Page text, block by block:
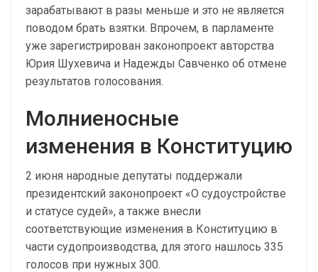
зарабатывают в разы меньше и это не является
поводом брать взятки. Впрочем, в парламенте
уже зарегистрирован законопроект авторства
Юрия Шухевича и Надежды Савченко об отмене
результатов голосования.
Молниеносные
изменения в Конституцию
2 июня народные депутаты поддержали
президентский законопроект «О судоустройстве
и статусе судей», а также внесли
соответствующие изменения в Конституцию в
части судопроизводства, для этого нашлось 335
голосов при нужных 300.